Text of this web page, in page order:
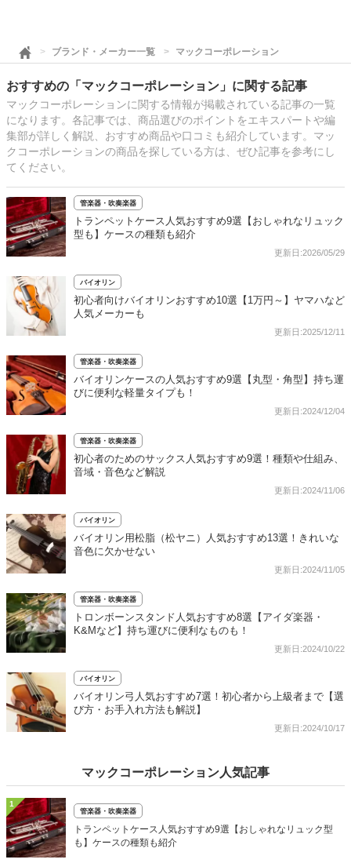
ブランド・メーカー一覧 マックコーポレーション
おすすめの「マックコーポレーション」に関する記事
マックコーポレーションに関する情報が掲載されている記事の一覧
になります。各記事では、商品選びのポイントをエキスパートや編
集部が詳しく解説、おすすめ商品や口コミも紹介しています。マッ
クコーポレーションの商品を探している方は、ぜひ記事を参考にし
てください。
管楽器・吹奏楽器
トランペットケース人気おすすめ9選【おしゃれなリュック
型も】ケースの種類も紹介
更新日:2026/05/29
バイオリン
初心者向けバイオリンおすすめ10選【1万円～】ヤマハなど
人気メーカーも
更新日:2025/12/11
管楽器・吹奏楽器
バイオリンケースの人気おすすめ9選【丸型・角型】持ち運
びに便利な軽量タイプも！
更新日:2024/12/04
管楽器・吹奏楽器
初心者のためのサックス人気おすすめ9選！種類や仕組み、
音域・音色など解説
更新日:2024/11/06
バイオリン
バイオリン用松脂（松ヤニ）人気おすすめ13選！きれいな
音色に欠かせない
更新日:2024/11/05
管楽器・吹奏楽器
トロンボーンスタンド人気おすすめ8選【アイダ楽器・
K&Mなど】持ち運びに便利なものも！
更新日:2024/10/22
バイオリン
バイオリン弓人気おすすめ7選！初心者から上級者まで【選
び方・お手入れ方法も解説】
更新日:2024/10/17
マックコーポレーション人気記事
1
管楽器・吹奏楽器
トランペットケース人気おすすめ9選【おしゃれなリュック型
も】ケースの種類も紹介